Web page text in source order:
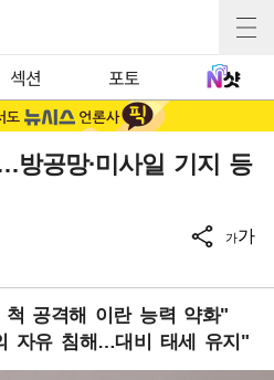
섹션 포토
공망·미사일 기지 등
가가
척 공격해 이란 능력 약화"
자유 침해…대비 태세 유지"